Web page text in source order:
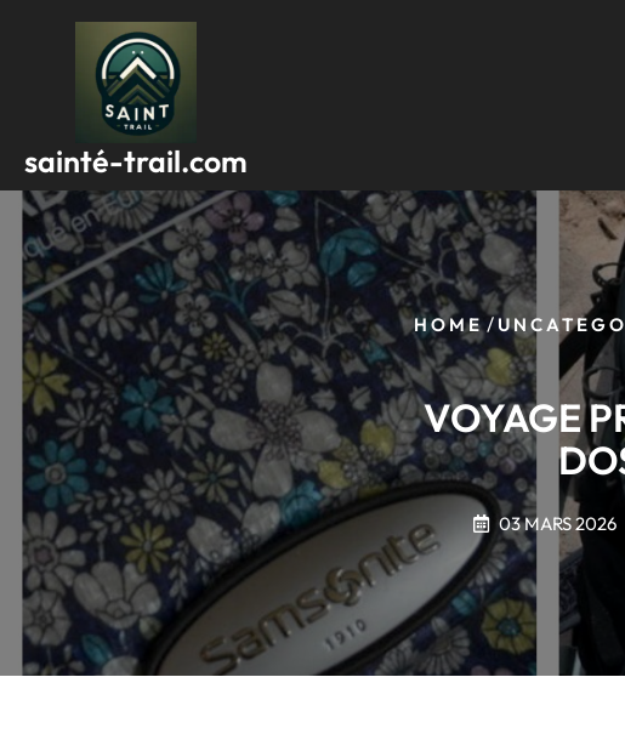
sainté-trail.com
HOME/
VOYAGE
03 MARS 2026